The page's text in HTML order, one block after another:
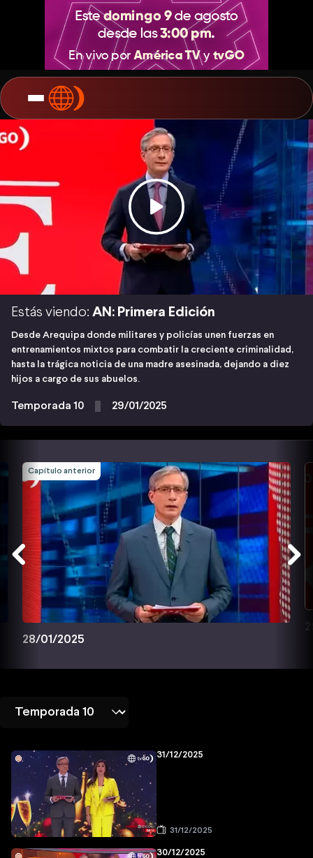
Estás viendo: AN: Primera Edición
Desde Arequipa donde militares y policías unen fuerzas en
entrenamientos mixtos para combatir la creciente criminalidad,
hasta la trágica noticia de una madre asesinada, dejando a diez
hijos a cargo de sus abuelos.
Temporada 10 29/01/2025
Capítulo anterior
28/01/2025
31/12/2025
31/12/2025
30/12/2025